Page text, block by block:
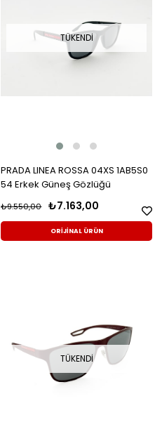
TÜKENDI
PRADA LINEA ROSSA 04XS 1AB5S0
54 Erkek Güneş Gözlüğü
₺7.163,00
₺9.550,00
ORİJİNAL ÜRÜN
TÜKENDI